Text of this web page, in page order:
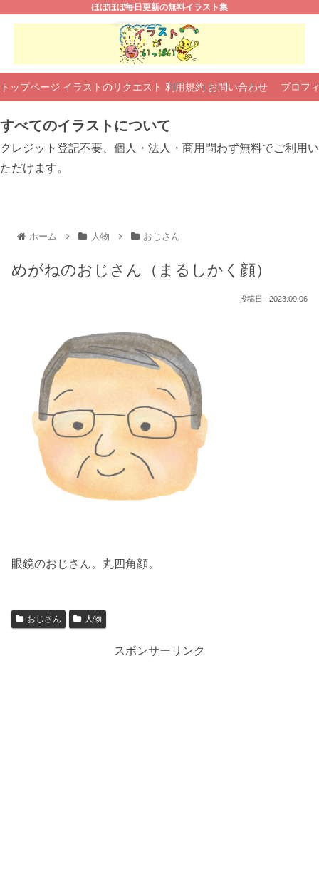
ほぼほぼ毎日更新の無料イラスト集
トップページ イラストのリクエスト 利用規約 お問い合わせ プロフ
すべてのイラストについて
クレジット登記不要、個人・法人・商用問わず無料でご利用い
ただけます。
ホーム 人物 おじさん
めがねのおじさん（まるしかく顔）
2023.09.06
眼鏡のおじさん。丸四角顔。
おじさん 人物
スポンサーリンク